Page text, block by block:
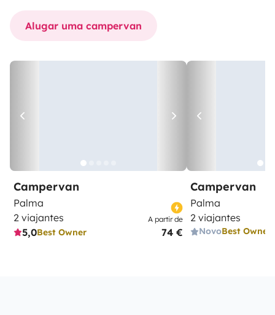
Alugar uma campervan
Campervan
Palma
2 viajantes
5,0Best Owner
A partir de
74 €
Campervan
Palma
2 viajantes
NovoBest Owner